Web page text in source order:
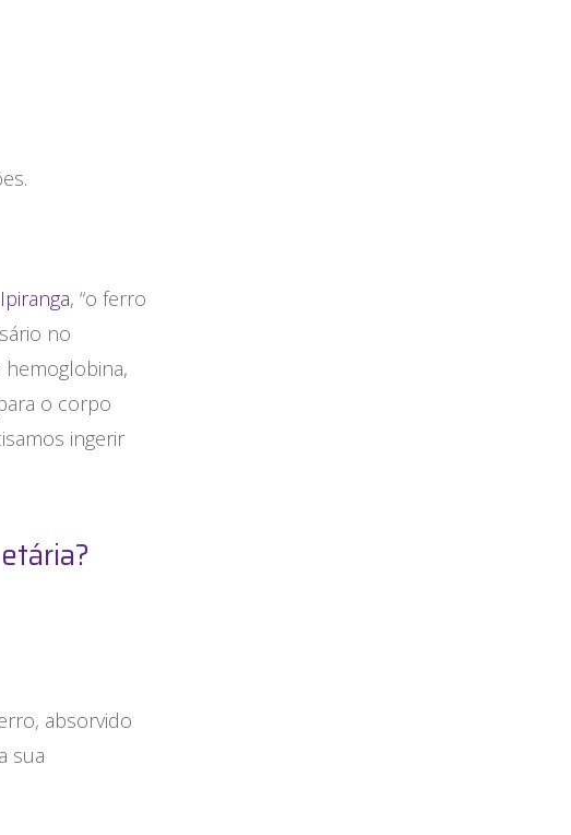
, “o ferro
no
o corpo
ingerir
absorvido
sua